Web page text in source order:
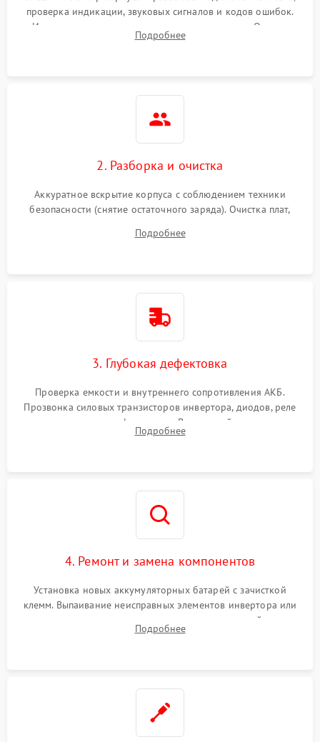
проверка индикации, звуковых сигналов и кодов ошибок.
Измерение входного и выходного напряжения. Оценка
реакции ИБП на отключение основного питания без
Подробнее
2. Разборка и очистка
Аккуратное вскрытие корпуса с соблюдением техники
безопасности (снятие остаточного заряда). Очистка плат,
и кистей для предотвращения перегрева и замыканий.
Подробнее
3. Глубокая дефектовка
Проверка емкости и внутреннего сопротивления АКБ.
Прозвонка силовых транзисторов инвертора, диодов, реле
переключения и трансформатора. Визуальный поиск вздутых
конденсаторов и прогаров на печатной плате.
Подробнее
4. Ремонт и замена компонентов
Установка новых аккумуляторных батарей с зачисткой
клемм. Выпаивание неисправных элементов инвертора или
цепи зарядки и монтаж новых радиодеталей.
Восстановление поврежденных токоведущих дорожек и
Подробнее